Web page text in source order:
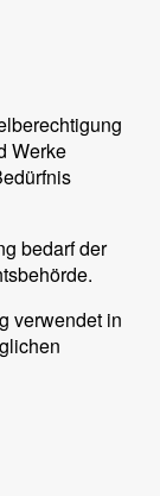
Werke
bedarf der
verwendet in